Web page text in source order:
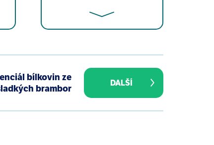
countries. J
bílkovin ze
brambor
DALŠÍ